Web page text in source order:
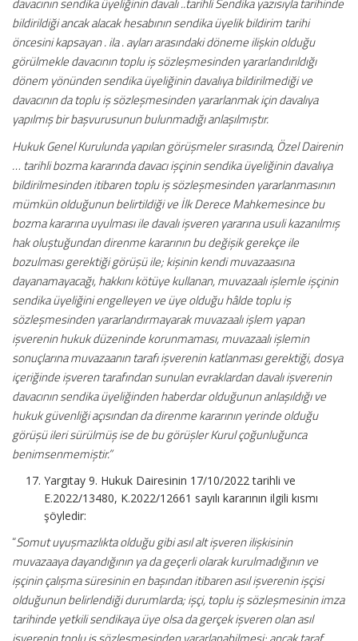
bildirildiği ancak alacak hesabının sendika üyelik bildirim tarihi
öncesini kapsayan . ila . ayları arasındaki döneme ilişkin olduğu
görülmekle davacının toplu iş sözleşmesinden yararlandırıldığı
dönem yönünden sendika üyeliğinin davalıya bildirilmediği ve
davacının da toplu iş sözleşmesinden yararlanmak için davalıya
yapılmış bir başvurusunun bulunmadığı anlaşılmıştır.
Hukuk Genel Kurulunda yapılan görüşmeler sırasında, Özel Dairenin
… tarihli bozma kararında davacı işçinin sendika üyeliğinin davalıya
bildirilmesinden itibaren toplu iş sözleşmesinden yararlanmasının
mümkün olduğunun belirtildiği ve İlk Derece Mahkemesince bu
bozma kararına uyulması ile davalı işveren yararına usuli kazanılmış
hak oluştuğundan direnme kararının bu değişik gerekçe ile
bozulması gerektiği görüşü ile; kişinin kendi muvazaasına
dayanamayacağı, hakkını kötüye kullanan, muvazaalı işlemle işçinin
sendika üyeliğini engelleyen ve üye olduğu hâlde toplu iş
sözleşmesinden yararlandırmayarak muvazaalı işlem yapan
işverenin hukuk düzeninde korunmaması, muvazaalı işlemin
sonuçlarına muvazaanın tarafı işverenin katlanması gerektiği, dosya
içeriğinde işveren tarafından sunulan evraklardan davalı işverenin
davacının sendika üyeliğinden haberdar olduğunun anlaşıldığı ve
hukuk güvenliği açısından da direnme kararının yerinde olduğu
görüşü ileri sürülmüş ise de bu görüşler Kurul çoğunluğunca
benimsenmemiştir.”
Yargıtay 9. Hukuk Dairesinin 17/10/2022 tarihli ve
E.2022/13480, K.2022/12661 sayılı kararının ilgili kısmı
şöyledir:
“Somut uyuşmazlıkta olduğu gibi asıl alt işveren ilişkisinin
muvazaaya dayandığının ya da geçerli olarak kurulmadığının ve
işçinin çalışma süresinin en başından itibaren asıl işverenin işçisi
olduğunun belirlendiği durumlarda; işçi, toplu iş sözleşmesinin imza
tarihinde yetkili sendikaya üye olsa da gerçek işveren olan asıl